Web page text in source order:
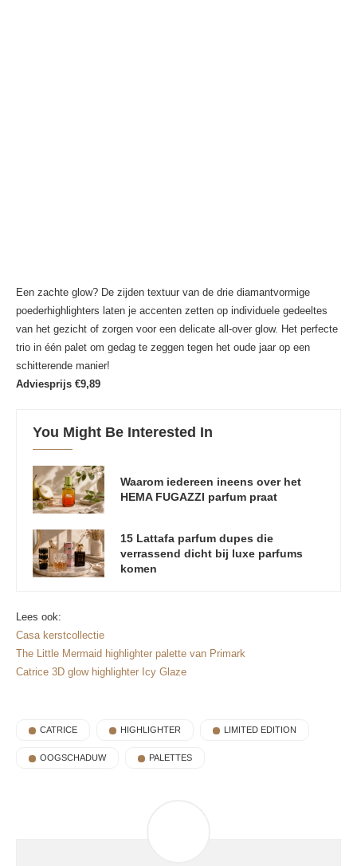
Een zachte glow? De zijden textuur van de drie diamantvormige
poederhighlighters laten je accenten zetten op individuele gedeeltes
van het gezicht of zorgen voor een delicate all-over glow. Het perfecte
trio in één palet om gedag te zeggen tegen het oude jaar op een
schitterende manier!
Adviesprijs €9,89
You Might Be Interested In
Waarom iedereen ineens over het
HEMA FUGAZZI parfum praat
15 Lattafa parfum dupes die
verrassend dicht bij luxe parfums
komen
Lees ook:
Casa kerstcollectie
The Little Mermaid highlighter palette van Primark
Catrice 3D glow highlighter Icy Glaze
CATRICE HIGHLIGHTER LIMITED EDITION
OOGSCHADUW PALETTES